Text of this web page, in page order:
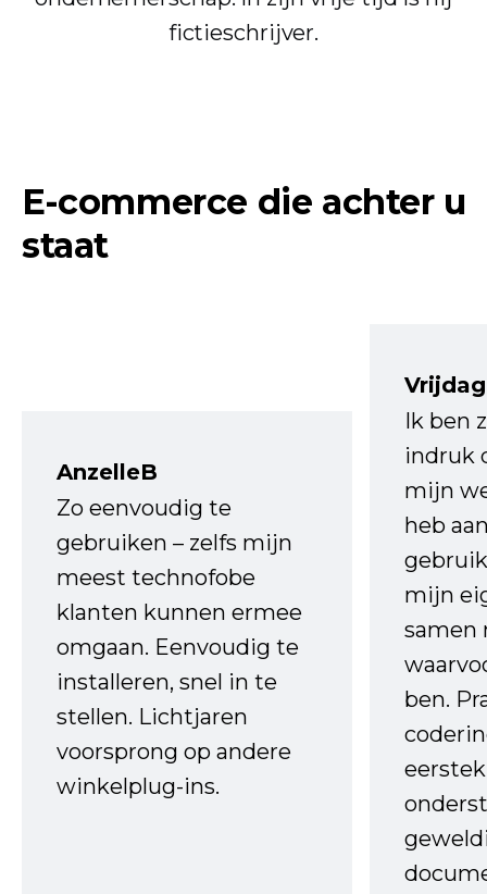
fictieschrijver.
E-commerce die achter u
staat
AnzelleB
Zo eenvoudig te
gebruiken – zelfs mijn
meest technofobe
klanten kunnen ermee
omgaan. Eenvoudig te
installeren, snel in te
stellen. Lichtjaren
voorsprong op andere
winkelplug-ins.
Ik ben
indruk
mijn
heb
mijn
samen
ben.